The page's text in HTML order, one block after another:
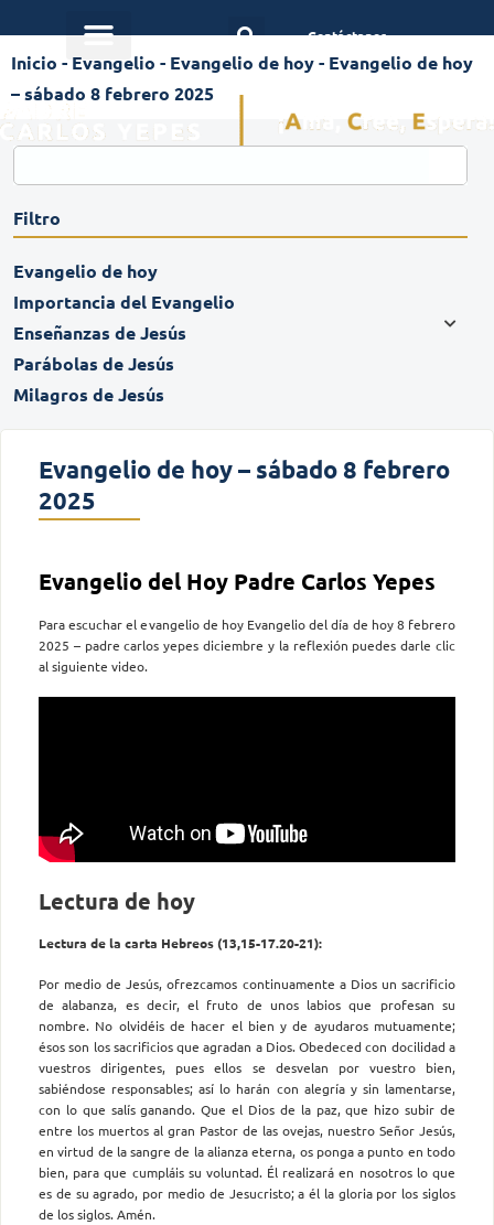
Contáctanos
Inicio - Evangelio - Evangelio de hoy- Evangelio de hoy
– sábado 8 febrero 2025
Filtro
Evangelio de hoy
Importancia del Evangelio
Enseñanzas de Jesús
Parábolas de Jesús
Milagros de Jesús
Evangelio de hoy – sábado 8 febrero
2025
Evangelio del Hoy Padre Carlos Yepes
Para escuchar el evangelio de hoy Evangelio del día de hoy 8 febrero
2025 – padre carlos yepes diciembre y la reflexión puedes darle clic
al siguiente video.
Lectura de hoy
Lectura de la carta Hebreos (13,15-17.20-21):
Por medio de Jesús, ofrezcamos continuamente a Dios un sacrificio
de alabanza, es decir, el fruto de unos labios que profesan su
nombre. No olvidéis de hacer el bien y de ayudaros mutuamente;
ésos son los sacrificios que agradan a Dios. Obedeced con docilidad a
vuestros dirigentes, pues ellos se desvelan por vuestro bien,
sabiéndose responsables; así lo harán con alegría y sin lamentarse,
con lo que salís ganando. Que el Dios de la paz, que hizo subir de
entre los muertos al gran Pastor de las ovejas, nuestro Señor Jesús,
en virtud de la sangre de la alianza eterna, os ponga a punto en todo
bien, para que cumpláis su voluntad. Él realizará en nosotros lo que
es de su agrado, por medio de Jesucristo; a él la gloria por los siglos
de los siglos. Amén.